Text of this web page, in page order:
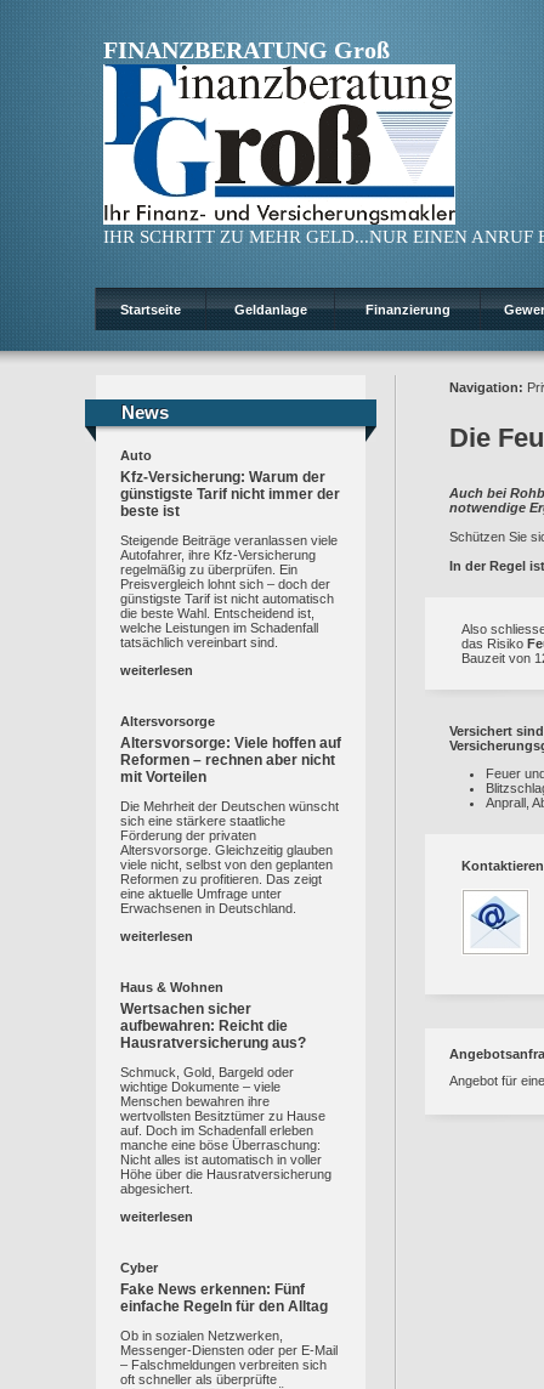
FINANZBERATUNG Groß
IHR SCHRITT ZU MEHR GELD...NUR EINEN ANRUF
Startseite Geldanlage Finanzierung
News
News
Auto
Kfz-Versicherung: Warum der
günstigste Tarif nicht immer der
beste ist
Steigende Beiträge veranlassen viele
Autofahrer, ihre Kfz-Versicherung
regelmäßig zu überprüfen. Ein
Preisvergleich lohnt sich – doch der
günstigste Tarif ist nicht automatisch
die beste Wahl. Entscheidend ist,
welche Leistungen im Schadenfall
tatsächlich vereinbart sind.
weiterlesen
Altersvorsorge
Altersvorsorge: Viele hoffen auf
Reformen – rechnen aber nicht
mit Vorteilen
Die Mehrheit der Deutschen wünscht
sich eine stärkere staatliche
Förderung der privaten
Altersvorsorge. Gleichzeitig glauben
viele nicht, selbst von den geplanten
Reformen zu profitieren. Das zeigt
eine aktuelle Umfrage unter
Erwachsenen in Deutschland.
weiterlesen
Haus & Wohnen
Wertsachen sicher
aufbewahren: Reicht die
Hausratversicherung aus?
Schmuck, Gold, Bargeld oder
wichtige Dokumente – viele
Menschen bewahren ihre
wertvollsten Besitztümer zu Hause
auf. Doch im Schadenfall erleben
manche eine böse Überraschung:
Nicht alles ist automatisch in voller
Höhe über die Hausratversicherung
abgesichert.
weiterlesen
Cyber
Fake News erkennen: Fünf
einfache Regeln für den Alltag
Ob in sozialen Netzwerken,
Messenger-Diensten oder per E-Mail
– Falschmeldungen verbreiten sich
oft schneller als überprüfte
Navigation:
Die
Auch bei
notwendige
Schützen Sie
In der Regel
Also
das Risiko
Bauzeit von
Versichert
Feuer
Anprall,
Angebot für